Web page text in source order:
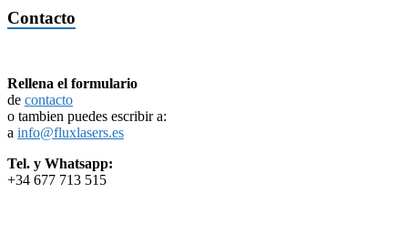
Contacto
Rellena el formulario
de contacto
o tambien puedes escribir a:
a info@fluxlasers.es
Tel. y Whatsapp:
+34 677 713 515